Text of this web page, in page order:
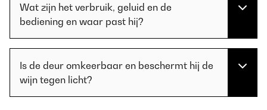
Wat zijn het verbruik, geluid en de
bediening en waar past hij?
Is de deur omkeerbaar en beschermt hij de
wijn tegen licht?